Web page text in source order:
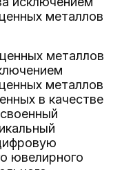
металлов
металлов
металлов
в качестве
ювелирного